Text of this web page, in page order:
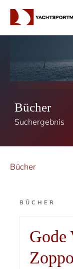
Bücher
Suchergebnis
Bücher
BÜCHER
Gode